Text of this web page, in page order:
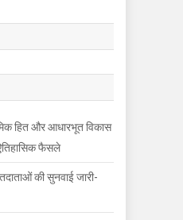
हित और आधारभूत विकास
फैसले
की सुनवाई जारी-